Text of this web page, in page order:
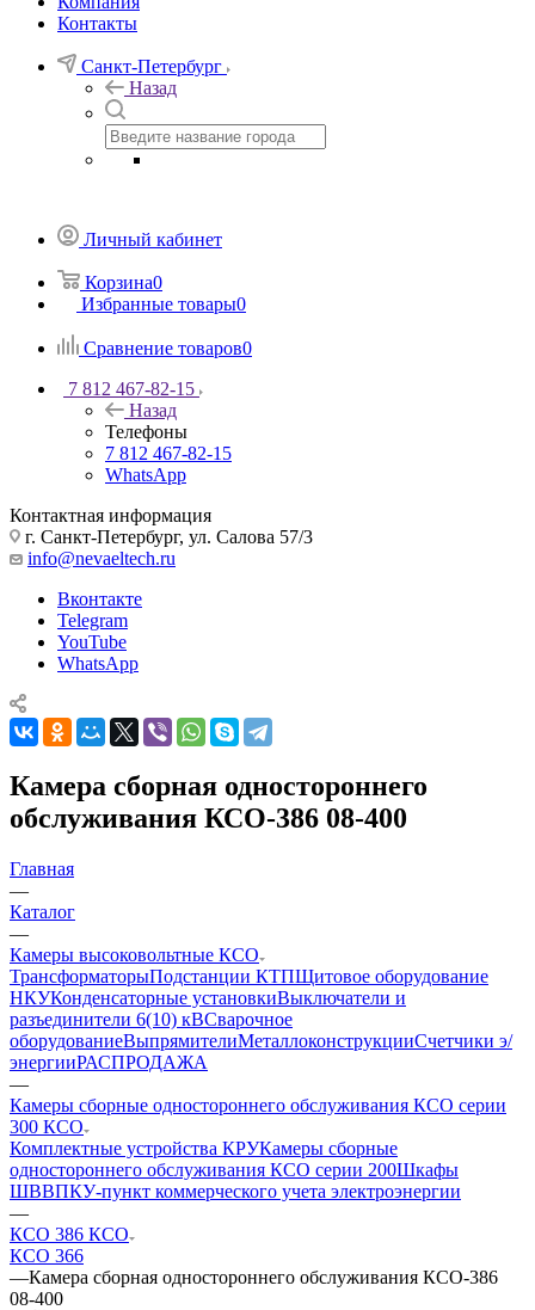
Контакты
Санкт-Петербург
Назад
Личный кабинет
Корзина0
Избранные товары0
Сравнение товаров0
7 812 467-82-15
Назад
Телефоны
7 812 467-82-15
WhatsApp
Контактная информация
г. Санкт-Петербург, ул. Салова 57/3
info@nevaeltech.ru
Вконтакте
Telegram
YouTube
WhatsApp
Камера сборная одностороннего
обслуживания КСО-386 08-400
Главная
—
Каталог
—
Камеры высоковольтные КСО
ТрансформаторыПодстанции КТПЩитовое оборудование
НКУКонденсаторные установкиВыключатели и
разъединители 6(10) кВСварочное
оборудованиеВыпрямителиМеталлоконструкцииСчетчики э/
энергииРАСПРОДАЖА
—
Камеры сборные одностороннего обслуживания КСО серии
300 КСО
Комплектные устройства КРУКамеры сборные
одностороннего обслуживания КСО серии 200Шкафы
ШВВПКУ-пункт коммерческого учета электроэнергии
—
КСО 386 КСО
КСО 366
—Камера сборная одностороннего обслуживания КСО-386
08-400